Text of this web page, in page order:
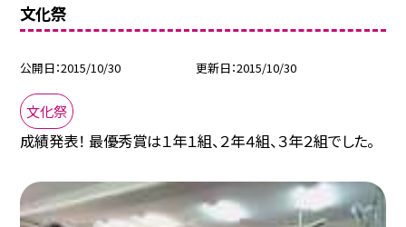
文化祭
公開日 2015/10/30 更新日 2015/10/30
文化祭
成績発表！ 最優秀賞は１年１組、２年４組、３年２組でした。